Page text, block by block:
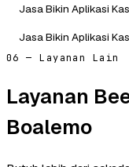
Jasa Bikin Aplikasi
Jasa Bikin Aplikasi
06 — Layanan Lain
Layanan
Boalemo